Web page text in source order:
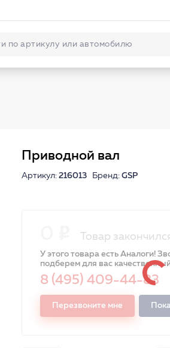
Приводной вал
Артикул: 216013 Бренд: GSP
Товар
У этого товара есть Аналоги!
подберем для вас
8 (495) 409-44-83
Перезвоните мне